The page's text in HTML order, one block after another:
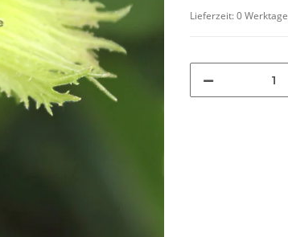
Lieferzeit:0 Werktage